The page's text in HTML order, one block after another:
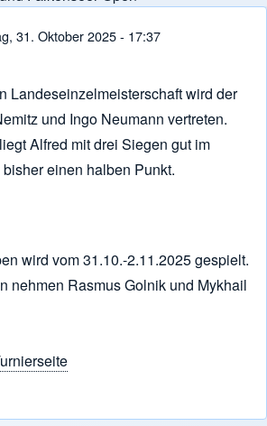
31. Oktober 2025 - 17:37
Landeseinzelmeisterschaft wird der
und Ingo Neumann vertreten.
Alfred mit drei Siegen gut im
einen halben Punkt.
wird vom 31.10.-2.11.2025 gespielt.
nehmen Rasmus Golnik und Mykhail